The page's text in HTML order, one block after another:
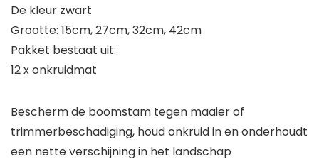
De kleur zwart
Grootte: 15cm, 27cm, 32cm, 42cm
Pakket bestaat uit:
12 x onkruidmat
Bescherm de boomstam tegen maaier of
trimmerbeschadiging, houd onkruid in en onderhoudt
een nette verschijning in het landschap